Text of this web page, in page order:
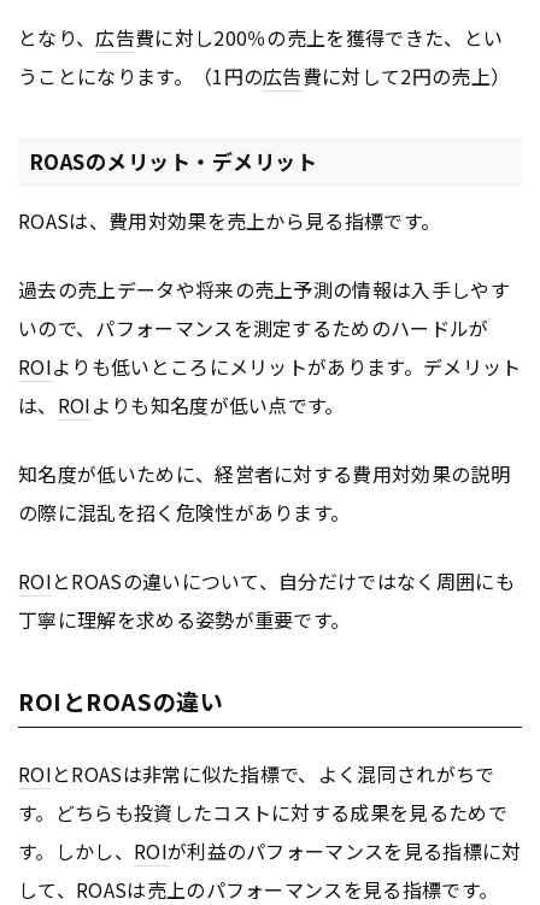
となり、広告費に対し200％の売上を獲得できた、とい
うことになります。（1円の広告費に対して2円の売上）
ROASのメリット・デメリット
ROASは、費用対効果を売上から見る指標です。
過去の売上データや将来の売上予測の情報は入手しやす
いので、パフォーマンスを測定するためのハードルが
ROIよりも低いところにメリットがあります。デメリット
は、 ROIよりも知名度が低い点です。
知名度が低いために、経営者に対する費用対効果の説明
の際に混乱を招く危険性があります。
ROIとROASの違いについて、自分だけではなく周囲にも
丁寧に理解を求める姿勢が重要です。
ROIとROASの違い
ROIとROASは非常に似た指標で、よく混同されがちで
す。どちらも投資したコストに対する成果を見るためで
す。しかし、 ROIが利益のパフォーマンスを見る指標に対
して、ROASは売上のパフォーマンスを見る指標です。